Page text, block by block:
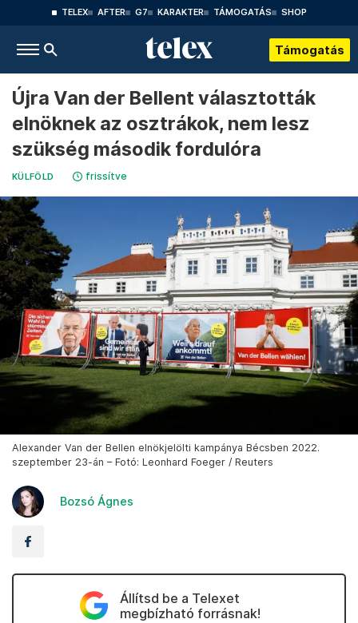
TELEX AFTER G7 KARAKTER TÁMOGATÁS SHOP
Támogatás
Újra Van der Bellent választották
elnöknek az osztrákok, nem lesz
szükség második fordulóra
KÜLFÖLD frissítve
Alexander Van der Bellen elnökjelölti kampánya Bécsben 2022.
szeptember 23-án – Fotó: Leonhard Foeger / Reuters
Bozsó Ágnes
Állítsd be a Telexet
megbízható forrásnak!